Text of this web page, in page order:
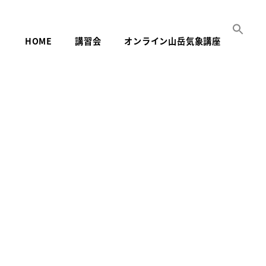
HOME 講習会 オンライン山岳気象講座